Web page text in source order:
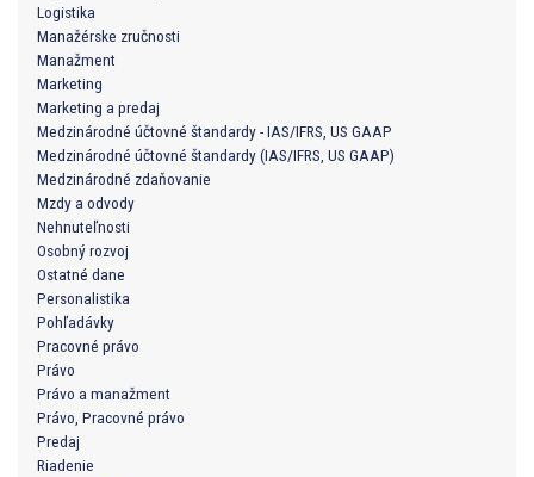
Logistika
Manažérske zručnosti
Manažment
Marketing
Marketing a predaj
Medzinárodné účtovné štandardy - IAS/IFRS, US GAAP
Medzinárodné účtovné štandardy (IAS/IFRS, US GAAP)
Medzinárodné zdaňovanie
Mzdy a odvody
Nehnuteľnosti
Osobný rozvoj
Ostatné dane
Personalistika
Pohľadávky
Pracovné právo
Právo
Právo a manažment
Právo, Pracovné právo
Predaj
Riadenie